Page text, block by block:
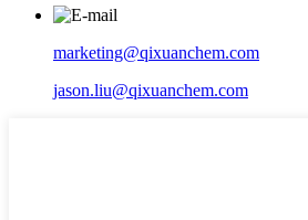
marketing@qixuanchem.com
jason.liu@qixuanchem.com